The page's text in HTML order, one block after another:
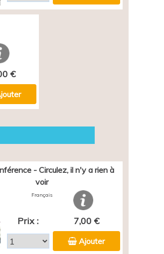
€
- Circulez, il n'y a rien à
voir
Français
Prix : 7,00 €
Ajouter